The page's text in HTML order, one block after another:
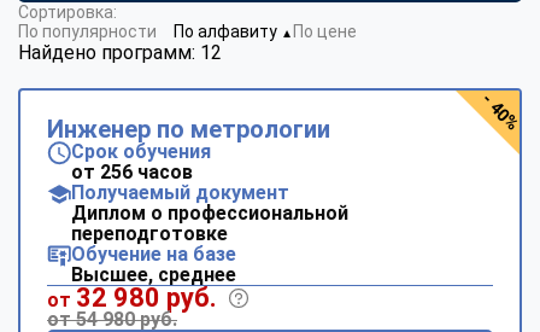
Найдено программ: 12
Сортировка:
По популярности
По алфавиту ▼ По цене
Инженер по метрологии
Срок обучения
от 256 часов
Получаемый документ
Диплом о профессиональной
переподготовке
Обучение на базе
Высшее, среднее
от 32 980 руб.
от 54 980 руб.
- 40%